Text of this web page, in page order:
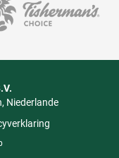
Niederlande